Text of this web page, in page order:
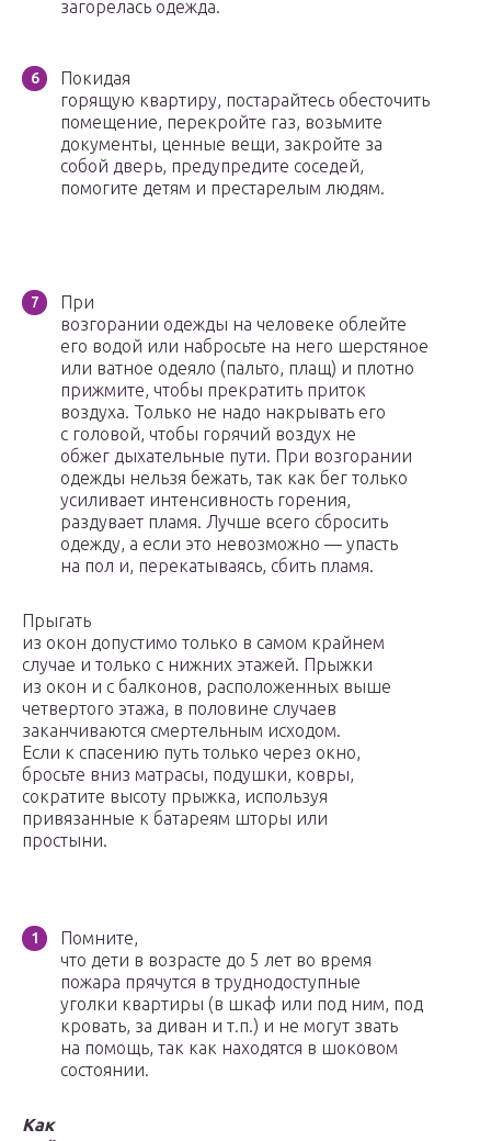
загорелась одежда.
Покидая
горящую квартиру, постарайтесь обесточить
помещение, перекройте газ, возьмите
документы, ценные вещи, закройте за
собой дверь, предупредите соседей,
помогите детям и престарелым людям.
При
возгорании одежды на человеке облейте
его водой или набросьте на него шерстяное
или ватное одеяло (пальто, плащ) и плотно
прижмите, чтобы пре­кратить приток
воздуха. Только не надо накрывать его
с головой, чтобы горя­чий воздух не
обжег дыхательные пути. При возгорании
одежды нельзя бежать, так как бег только
усиливает интенсивность горения,
раздувает пламя. Лучше всего сбросить
одежду, а если это невозможно — упасть
на пол и, перекатыва­ясь, сбить пламя.
Прыгать
из окон допустимо только в самом крайнем
случае и только с нижних этажей. Прыжки
из окон и с балконов, расположенных выше
четвертого эта­жа, в половине случаев
заканчиваются смертельным исходом.
Если к спасению путь только через окно,
бросьте вниз матрасы, подушки, ковры,
сократите вы­соту прыжка, используя
привязанные к батареям шторы или
простыни.
Помните,
что дети в возрасте до 5 лет во время
пожара прячутся в труднодо­ступные
уголки квартиры (в шкаф или под ним, под
кровать, за диван и т.п.) и не могут звать
на помощь, так как находятся в шоковом
состоянии.
Как